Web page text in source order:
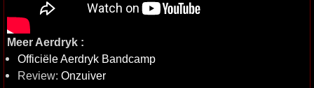
Meer Aerdryk :
Officiële Aerdryk Bandcamp
Review: Onzuiver